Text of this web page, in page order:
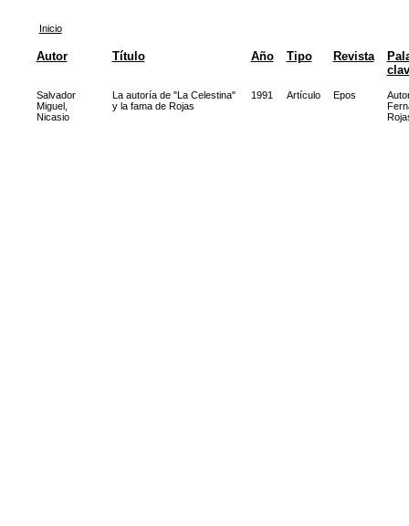
Inicio
Autor Título Año Tipo Revista
Salvador
Miguel,
Nicasio
La autoría de "La Celestina"
y la fama de Rojas
1991 Artículo Epos